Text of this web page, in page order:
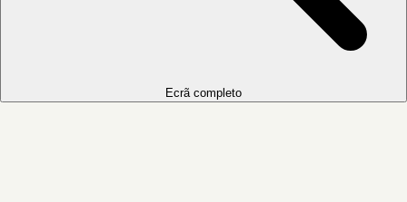
Ecrã completo